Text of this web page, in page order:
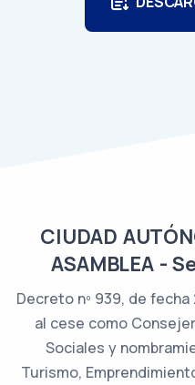
CIUDAD
ASAMBLEA -
Decreto nº 939, de
al cese como
Sociales y
Turismo,